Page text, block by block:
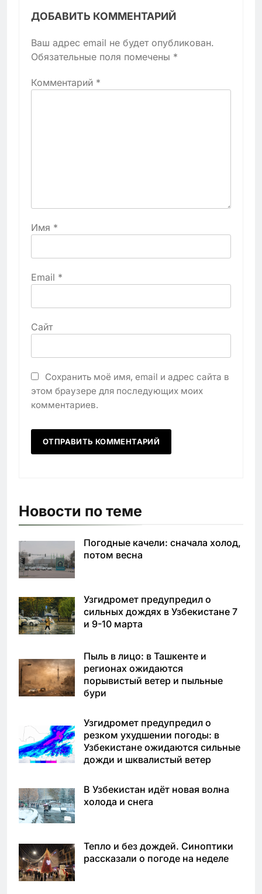
ДОБАВИТЬ КОММЕНТАРИЙ
Ваш адрес email не будет опубликован.
Обязательные поля помечены *
Комментарий *
Имя *
Email *
Сайт
Сохранить моё имя, email и адрес сайта в
этом браузере для последующих моих
комментариев.
Новости по теме
Погодные качели: сначала холод,
потом весна
Узгидромет предупредил о
сильных дождях в Узбекистане 7
и 9-10 марта
Пыль в лицо: в Ташкенте и
регионах ожидаются
порывистый ветер и пыльные
бури
Узгидромет предупредил о
резком ухудшении погоды: в
Узбекистане ожидаются сильные
дожди и шквалистый ветер
В Узбекистан идёт новая волна
холода и снега
Тепло и без дождей. Синоптики
рассказали о погоде на неделе